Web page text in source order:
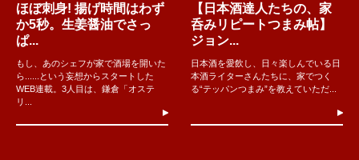
ほぼ刺身! 揚げ時間はわず
か5秒。生姜醤油でさっ
ぱ...
もし、あのシェフが家で酒場を開いた
ら......という妄想からスタートした
WEB連載。3人目は、鎌倉「オステ
リ...
【日本酒達人たちの、家
呑みリピートつまみ帖】
ジョン...
日本酒を愛飲し、日々楽しんでいる日
本酒ライターさんたちに、家でつく
る“テッパンつまみ”を教えていただ...